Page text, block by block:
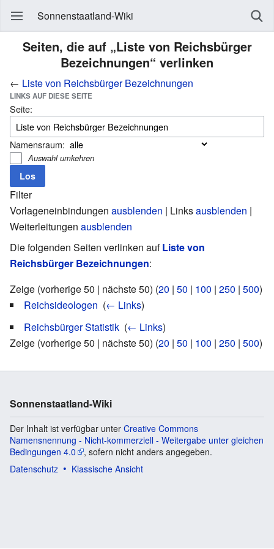
Sonnenstaatland-Wiki
Seiten, die auf „Liste von Reichsbürger
Bezeichnungen“ verlinken
← Liste von Reichsbürger Bezeichnungen
LINKS AUF DIESE SEITE
Seite:
Namensraum:
Auswahl umkehren
Filter
Vorlageneinbindungen ausblenden | Linksausblenden |
Weiterleitungen ausblenden
Die folgenden Seiten verlinken aufListe von
Reichsbürger Bezeichnungen:
Zeige (vorherige 50 | nächste 50) (20 | 50 | 100 | 250 | 500)
Reichsideologen (← Links)
Reichsbürger Statistik (← Links)
Zeige (vorherige 50 | nächste 50) (20 | 50 | 100 | 250 | 500)
Sonnenstaatland-Wiki
Der Inhalt ist verfügbar unter Creative Commons
Namensnennung - Nicht-kommerziell - Weitergabe unter gleichen
Bedingungen 4.0
, sofern nicht anders angegeben.
Datenschutz
Klassische Ansicht